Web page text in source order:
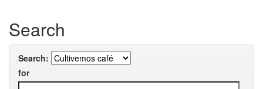
Search
Search:
for